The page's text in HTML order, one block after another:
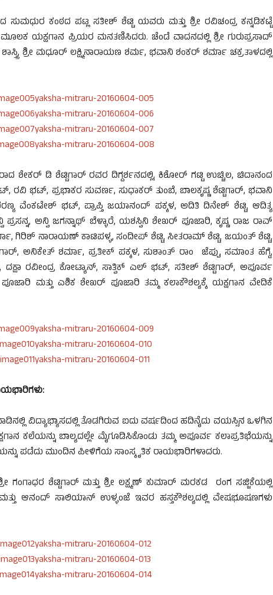
ಸುಮಧುರ ಕಂಠದ ಪಟ್ಲ ಸತೀಶ್ ಶೆಟ್ಟಿ ಯವರು ಮತ್ತು ಶ್ರೀ ರವಿಚಂದ್ರ ಕನ್ನಡಿಕಟ್ಟೆ
ಯಕ್ಷಗಾನ ಪ್ರಿಯರ ಮನತಣಿಸಿದರು. ಚೆಂಡೆ ವಾದನದಲ್ಲಿ ಶ್ರೀ ಗುರುಪ್ರಸಾದ್
ಶ್ರೀ ಮಧೂರ್ ಲಕ್ಷ್ಮಿನಾರಾಯಣ ಶರ್ಮ, ಭವಾನಿ ಶಂಕರ್ ಶರ್ಮಾ ಚಕ್ರತಾಳದಲ್ಲಿ
ಶೇಕರ್ ಡಿ ಶೆಟ್ಟಿಗಾರ್ ರವರ ದಿಗ್ದರ್ಶನದಲ್ಲಿ, ಕಿಶೋರ್ ಗಟ್ಟಿ ಉಚ್ಚಿಲ, ಚಿದಾನಂದ
ರವಿ ಭಟ್, ಪ್ರಭಾಕರ ಸುವರ್ಣ, ಸುಧಾಕರ್ ತುಂಬೆ, ಬಾಲಕೃಷ್ಣ ಶೆಟ್ಟಿಗಾರ್, ಭವಾನಿ
ವೆಂಕಟೇಶ್ ಭಟ್, ಪ್ರಾಪ್ತಿ ಜಯಾನಂದ್ ಪಕ್ಕಳ, ಅದಿತಿ ದಿನೇಶ್ ಶೆಟ್ಟಿ, ಆದಿತ್ಯ
ಪ್ರಸನ್ನ, ಅನ್ವಿ ಜಗನ್ನಾಥ್ ಬೆಳ್ಳಾರೆ, ಯಶಸ್ವಿನಿ ಶೇಖರ್ ಪೂಜಾರಿ, ಕೃಷ್ಣ ರಾಜ ರಾವ್
ಗಿರಿಶ್ ನಾರಾಯಣ್ ಕಾಟಿಪಳ್ಳ, ಸಂದೀಪ್ ಶೆಟ್ಟಿ, ಸೀತರಾಮ್ ಶೆಟ್ಟಿ, ಜಯಂತ್ ಶೆಟ್ಟಿ,
ಅನಿಕೇತ್ ಶರ್ಮಾ, ಪ್ರತೀಕ್ ಪಕ್ಕಳ, ಸುಶಾಂತ್ ರಾಂ ಜೆಪ್ಪು, ಸಮಾಂತ ಹೆಗ್ಡೆ,
ರವೀಂದ್ರ ಕೋಟ್ಯಾನ್, ಸಾತ್ವಿಕ್ ಎಲ್ ಭಟ್, ಸತೀಶ್ ಶೆಟ್ಟಿಗಾರ್, ಅಪೂರ್ವ
ಮತ್ತು ಎಶಿಕ ಶೇಖರ್ ಪೂಜಾರಿ ತಮ್ಮ ಕಲಾಕೌಶಲ್ಯಕ್ಕೆ ಯಕ್ಷಗಾನ ವೇದಿಕೆ
ವಿದ್ಯಾಭ್ಯಾಸದಲ್ಲಿ ತೊಡಗಿರುವ ಐದು ವರ್ಷದಿಂದ ಹದಿನೈದು ವಯಸ್ಸಿನ ಒಳಗಿನ
ಕಲೆಯನ್ನು ಬಾಲ್ಯದಲ್ಲೇ ಮೈಗೂಡಿಸಿಕೊಂಡು ತಮ್ಮ ಅಪೂರ್ವ ಕಲಾಪ್ರತಿಭೆಯನ್ನು
ಪಡೆದು ಮುಂದಿನ ಪೀಳಿಗೆಯ ಸಾಂಸ್ಕೃತಿಕ ರಾಯಭಾರಿಗಳಾದರು.
ಗಂಗಾಧರ ಶೆಟ್ಟಿಗಾರ್ ಮತ್ತು ಶ್ರೀ ಲಕ್ಷ್ಮಣ್ ಕುಮಾರ್ ಮರಕಡ ರಂಗ ಸಜ್ಜಿಕೆಯಲ್ಲಿ
ಆನಂದ್ ಸಾಲಿಯಾನ್ ಉಳ್ಳಂಜೆ ಇವರ ಹಸ್ತಕೌಶಲ್ಯದಲ್ಲಿ ವೇಷಭೂಷಣಗಳು